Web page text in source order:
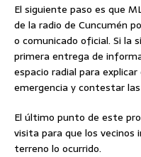
El siguiente paso es que
de la radio de Cuncumén
o comunicado oficial. Si la
primera entrega de
espacio radial para
emergencia y contestar
El último punto de este
visita para que los
terreno lo ocurrido.